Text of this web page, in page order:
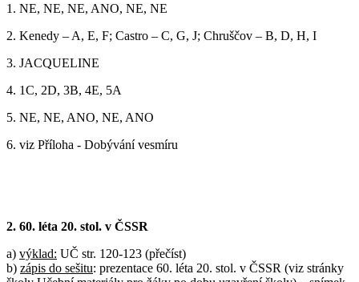
1. NE, NE, NE, ANO, NE, NE
2. Kenedy – A, E, F; Castro – C, G, J; Chruščov – B, D, H, I
3. JACQUELINE
4. 1C, 2D, 3B, 4E, 5A
5. NE, NE, ANO, NE, ANO
6. viz Příloha - Dobývání vesmíru
2. 60. léta 20. stol. v ČSSR
a) výklad: UČ str. 120-123 (přečíst)
b) zápis do sešitu: prezentace 60. léta 20. stol. v ČSSR (viz stránky